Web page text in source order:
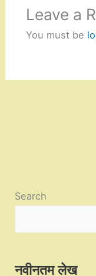
Leave a
You must be
Search
नवीनतम लेख